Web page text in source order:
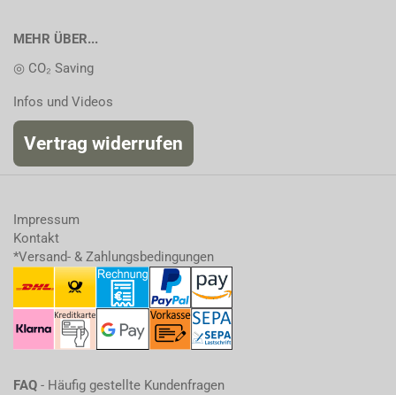
MEHR ÜBER...
◎ CO₂ Saving
Infos und Videos
Vertrag widerrufen
Impressum
Kontakt
*Versand- & Zahlungsbedingungen
FAQ - Häufig gestellte Kundenfragen